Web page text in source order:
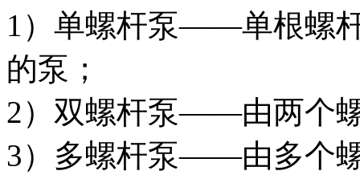
1）单螺杆泵——单根螺
的泵；
2）双螺杆泵——由两个
3）多螺杆泵——由多个